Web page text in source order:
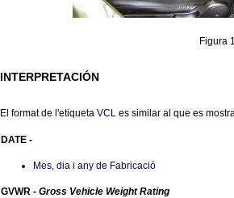
Figura 1
INTERPRETACIÓN
El format de l'etiquetaVCL es similar al que es
DATE -
Mes, dia i any de Fabricació
GVWR -Gross Vehicle Weight Rating